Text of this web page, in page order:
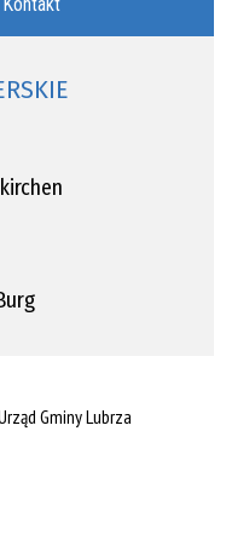
Gminy Lubrza